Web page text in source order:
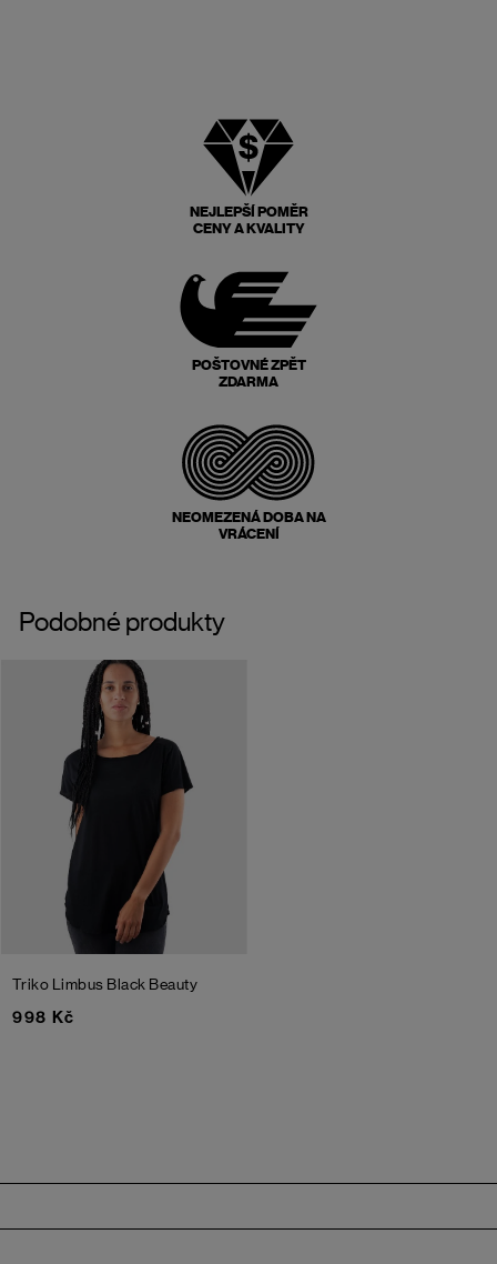
NEJLEPŠÍ POMĚR
CENY A KVALITY
POŠTOVNÉ ZPĚT
ZDARMA
NEOMEZENÁ DOBA NA
VRÁCENÍ
Podobné produkty
Triko Limbus Black Beauty
998 Kč